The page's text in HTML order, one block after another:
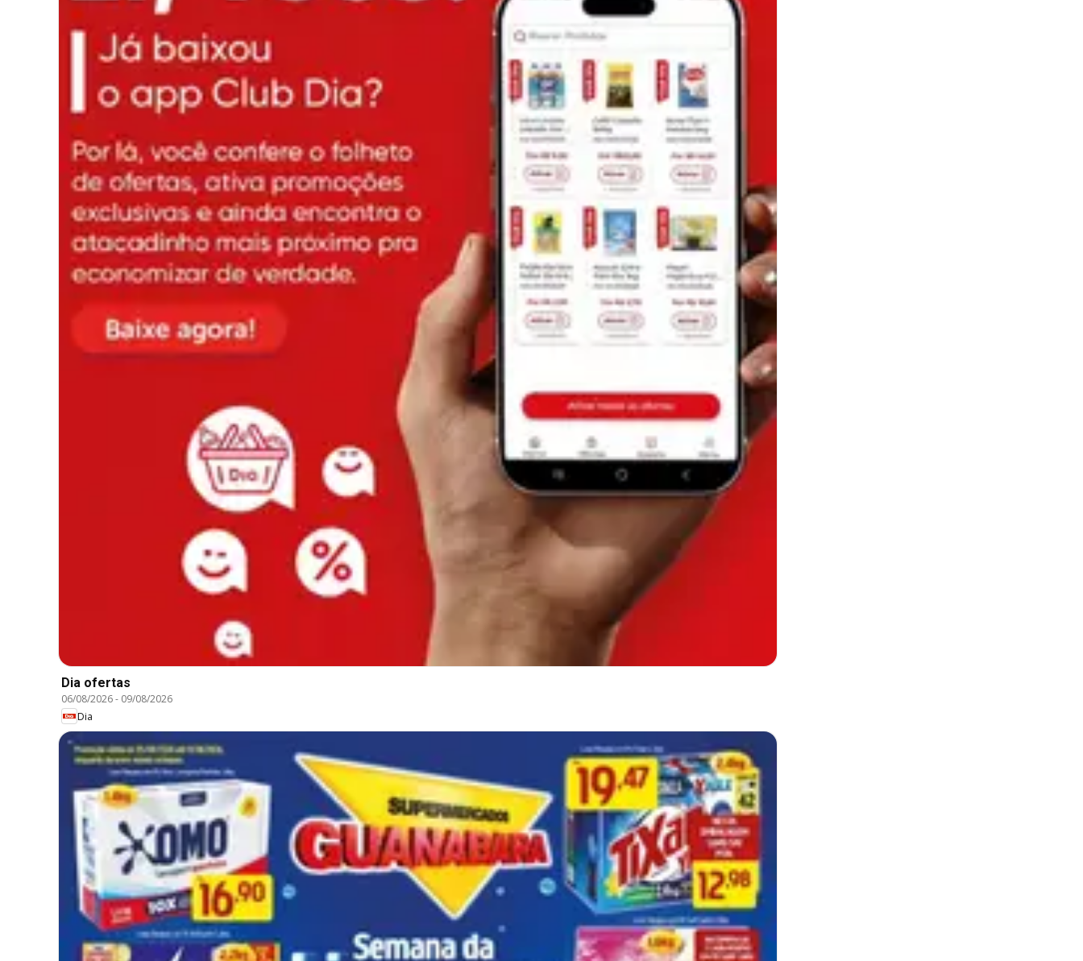
Dia ofertas
06/08/2026- 09/08/2026
Dia